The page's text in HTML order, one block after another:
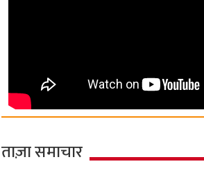
ताज़ा समाचार